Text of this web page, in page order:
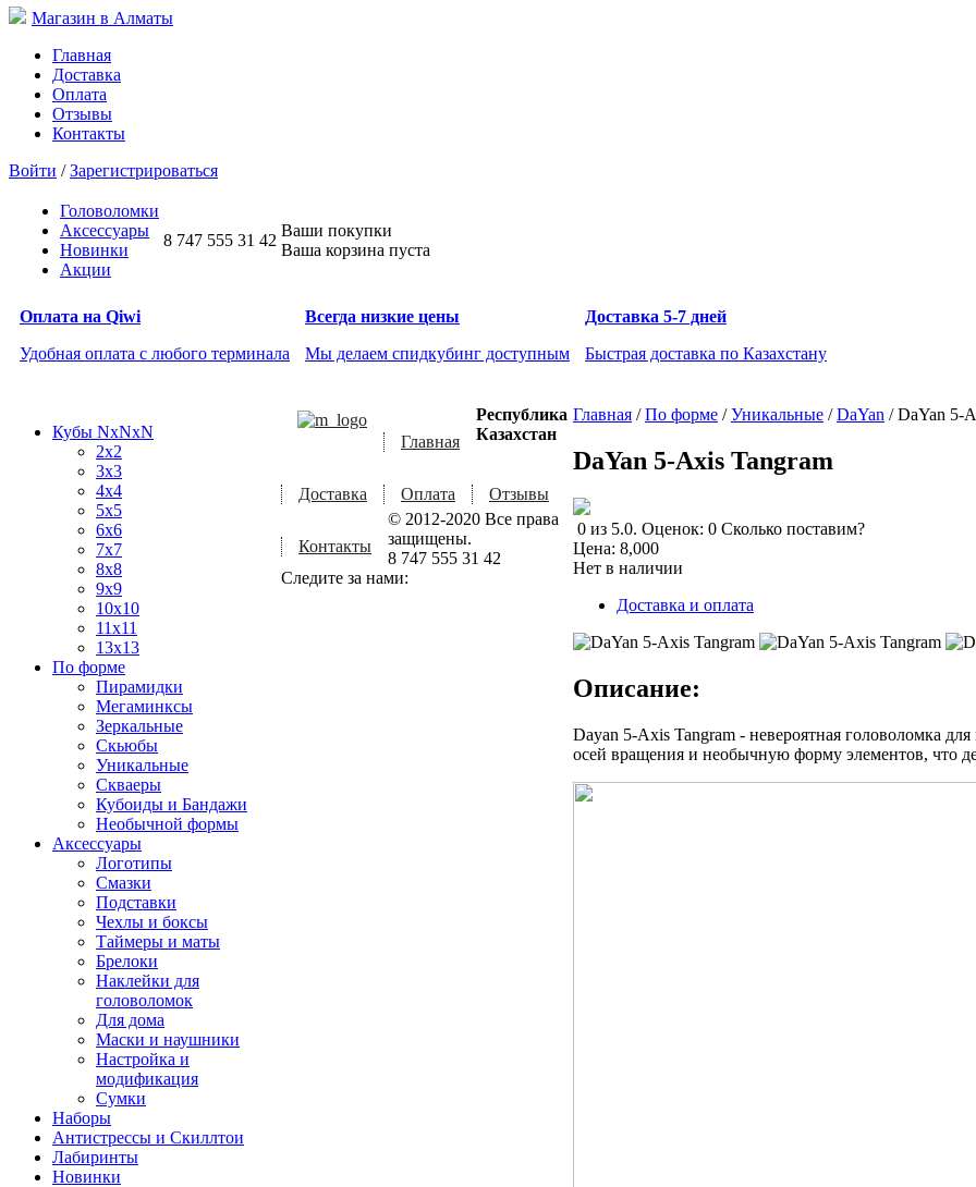
Магазин в Алматы
Главная
Доставка
Оплата
Отзывы
Контакты
Войти /Зарегистрироваться
Головоломки
Аксессуары
Новинки
Акции
8 747 555 31 42
Ваши покупки
Ваша корзина пуста
Оплата на Qiwi
Удобная оплата с любого терминала
Всегда низкие цены
Мы делаем спидкубинг доступным
Доставка 5-7 дней
Быстрая доставка по Казахстану
Кубы NxNxN
2x2
3x3
4x4
5x5
6x6
7x7
8x8
9x9
10x10
11x11
13x13
По форме
Пирамидки
Мегаминксы
Зеркальные
Скьюбы
Уникальные
Скваеры
Кубоиды и Бандажи
Необычной формы
Аксессуары
Логотипы
Смазки
Подставки
Чехлы и боксы
Таймеры и маты
Брелоки
Наклейки для
головоломок
Для дома
Маски и наушники
Настройка и
модификация
Сумки
Наборы
Антистрессы и Скиллтои
Лабиринты
Новинки
Главная / По форме / Уникальные / DaYan /DaYan 5-
DaYan 5-Axis Tangram
0 из 5.0. Оценок: 0 Сколько поставим?
Цена: 8,000
Нет в наличии
Доставка и оплата
Описание:
Dayan 5-Axis Tangram - невероятная головоломка
осей вращения и необычную форму элементов, что
Главная
Доставка Оплата Отзывы
Контакты
Республика
Казахстан
© 2012-2020 Все права
защищены.
8 747 555 31 42
Следите за нами: